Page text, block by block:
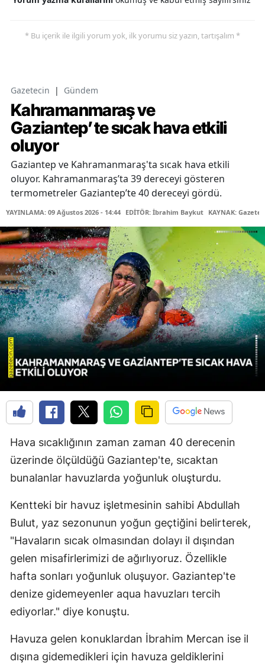
* Bu içerik ile ilgili yorum yok, ilk yorumu siz yazın, tartışalım *
Gazetecin | Gündem
Kahramanmaraş ve
Gaziantep’te sıcak hava etkili
oluyor
Gaziantep ve Kahramanmaraş'ta sıcak hava etkili
oluyor. Kahramanmaraş’ta 39 dereceyi gösteren
termometreler Gaziantep’te 40 dereceyi gördü.
YAYINLAMA: 09 Ağustos 2026 - 14:44 EDİTÖR: İbrahim Baykut KAYNAK:
Hava sıcaklığının zaman zaman 40 derecenin
üzerinde ölçüldüğü Gaziantep'te, sıcaktan
bunalanlar havuzlarda yoğunluk oluşturdu.
Kentteki bir havuz işletmesinin sahibi Abdullah
Bulut, yaz sezonunun yoğun geçtiğini belirterek,
"Havaların sıcak olmasından dolayı il dışından
gelen misafirlerimizi de ağırlıyoruz. Özellikle
hafta sonları yoğunluk oluşuyor. Gaziantep'te
denize gidemeyenler aqua havuzları tercih
ediyorlar." diye konuştu.
Havuza gelen konuklardan İbrahim Mercan ise il
dışına gidemedikleri için havuza geldiklerini